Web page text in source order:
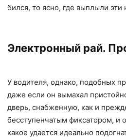
бился, то ясно, где выплыли
Электронный рай.
У водителя, однако, подобных
даже если он вымахал
дверь, снабженную, как и
бесступенчатым фиксатором, и
какое удается идеально